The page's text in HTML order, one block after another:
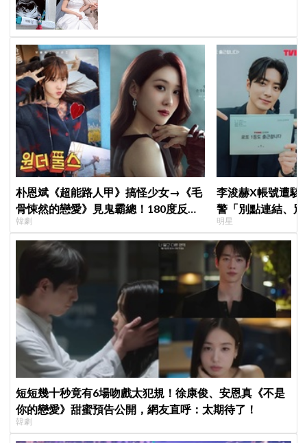
朴恩斌《超能路人甲》搞怪少女→《毛
骨悚然的戀愛》見鬼霸總！180度反差
演技獲讚「信看演員」
韓劇
李浚赫X帳號遭駭
警「別點連結、
了
明星
短短幾十秒竟有6場吻戲太犯規！徐康俊、安恩真《不是
你的戀愛》甜蜜預告公開，網友直呼：太期待了！
韓劇